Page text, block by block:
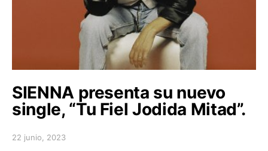
SIENNA presenta su nuevo
single, “Tu Fiel Jodida Mitad”.
Posted on
22 junio, 2023